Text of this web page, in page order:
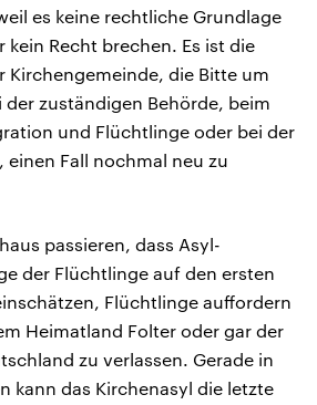
es keine rechtliche Grundlage
Recht brechen. Es ist die
Kirchengemeinde, die Bitte um
zuständigen Behörde, beim
und Flüchtlinge oder bei der
einen Fall nochmal neu zu
passieren, dass Asyl-
der Flüchtlinge auf den ersten
Flüchtlinge auffordern
Heimatland Folter oder gar der
zu verlassen. Gerade in
kann das Kirchenasyl die letzte